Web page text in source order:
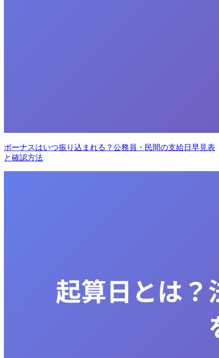
ボーナスはいつ振り込まれる？公務員・民間の支給日早見表
と確認方法